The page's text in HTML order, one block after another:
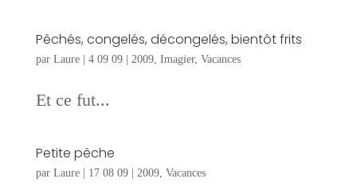
Pêchés, congelés, décongelés, bientôt frits
par Laure| 4 09 09| 2009, Imagier, Vacances
Et ce fut...
Petite pêche
par Laure| 17 08 09| 2009, Vacances